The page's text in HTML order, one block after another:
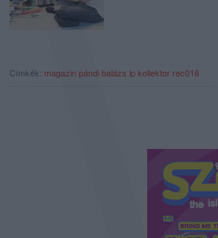
Címkék: magazin pándi balázs lp kollektor rec016